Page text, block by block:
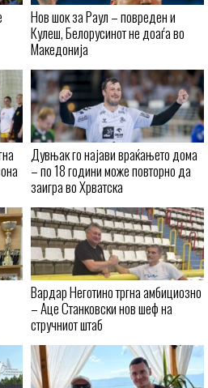
Нов шок за Раул – повреден и
Кулеш, Белорусинот не доаѓа во
Македонија
Дувњак го најави враќањето дома
– по 18 години може повторно да
заигра во Хрватска
Вардар Неготино тргна амбициозно
– Аце Станковски нов шеф на
стручниот штаб